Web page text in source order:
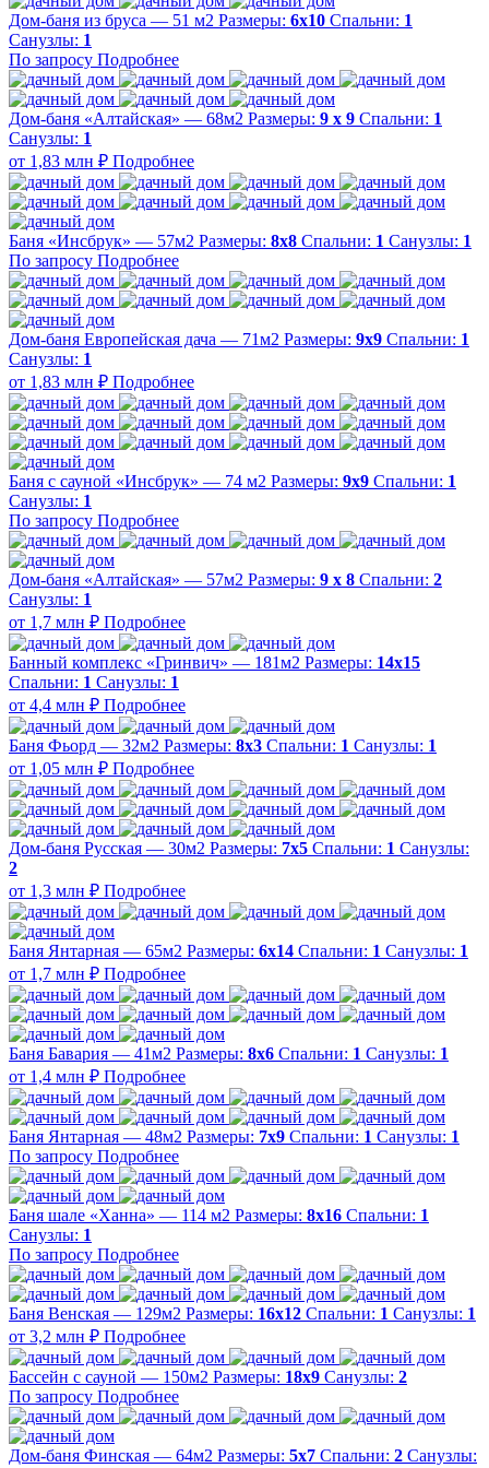
Дом-баня из бруса — 51 м2 Размеры: 6х10 Спальни: 1
Санузлы: 1
По запросу Подробнее
Дом-баня «Алтайская» — 68м2 Размеры: 9 х 9 Спальни: 1
Санузлы: 1
от 1,83 млн ₽ Подробнее
Баня «Инсбрук» — 57м2 Размеры: 8х8 Спальни: 1 Санузлы: 1
По запросу Подробнее
Дом-баня Европейская дача — 71м2 Размеры: 9х9 Спальни: 1
Санузлы: 1
от 1,83 млн ₽ Подробнее
Баня с сауной «Инсбрук» — 74 м2 Размеры: 9х9 Спальни: 1
Санузлы: 1
По запросу Подробнее
Дом-баня «Алтайская» — 57м2 Размеры: 9 х 8 Спальни: 2
Санузлы: 1
от 1,7 млн ₽ Подробнее
Банный комплекс «Гринвич» — 181м2 Размеры: 14х15
Спальни: 1 Санузлы: 1
от 4,4 млн ₽ Подробнее
Баня Фьорд — 32м2 Размеры: 8х3 Спальни: 1 Санузлы: 1
от 1,05 млн ₽ Подробнее
Дом-баня Русская — 30м2 Размеры: 7х5 Спальни: 1 Санузлы:
2
от 1,3 млн ₽ Подробнее
Баня Янтарная — 65м2 Размеры: 6х14 Спальни: 1 Санузлы: 1
от 1,7 млн ₽ Подробнее
Баня Бавария — 41м2 Размеры: 8х6 Спальни: 1 Санузлы: 1
от 1,4 млн ₽ Подробнее
Баня Янтарная — 48м2 Размеры: 7х9 Спальни: 1 Санузлы: 1
По запросу Подробнее
Баня шале «Ханна» — 114 м2 Размеры: 8х16 Спальни: 1
Санузлы: 1
По запросу Подробнее
Баня Венская — 129м2 Размеры: 16х12 Спальни: 1 Санузлы: 1
от 3,2 млн ₽ Подробнее
Бассейн с сауной — 150м2 Размеры: 18х9 Санузлы: 2
По запросу Подробнее
Дом-баня Финская — 64м2 Размеры: 5х7 Спальни: 2 Санузлы: